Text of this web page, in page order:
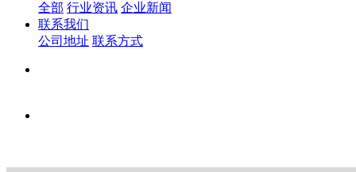
全部 行业资讯 企业新闻
联系我们
公司地址 联系方式